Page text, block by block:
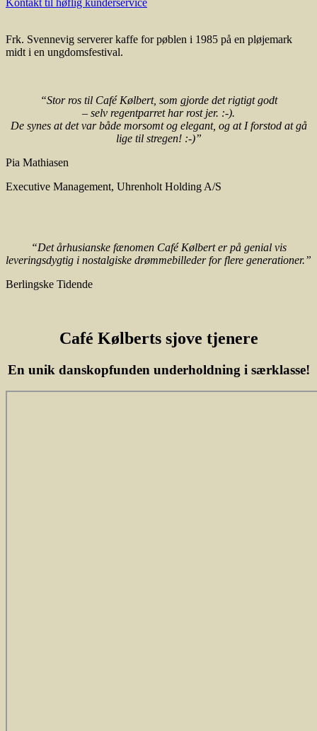
Frk. Svennevig serverer kaffe for pøblen i 1985 på en pløjemark
midt i en ungdomsfestival.
“Stor ros til Café Kølbert, som gjorde det rigtigt godt
– selv regentparret har rost jer. :-).
De synes at det var både morsomt og elegant, og at I forstod at gå
lige til stregen! :-)”
Pia Mathiasen
Executive Management, Uhrenholt Holding A/S
“Det århusianske fænomen Café Kølbert er på genial vis
leveringsdygtig i nostalgiske drømmebilleder for flere generationer.”
Berlingske Tidende
Café Kølberts sjove tjenere
En unik danskopfunden underholdning i særklasse!